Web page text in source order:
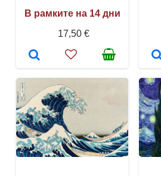
В рамките на 14 дни
17,50 €